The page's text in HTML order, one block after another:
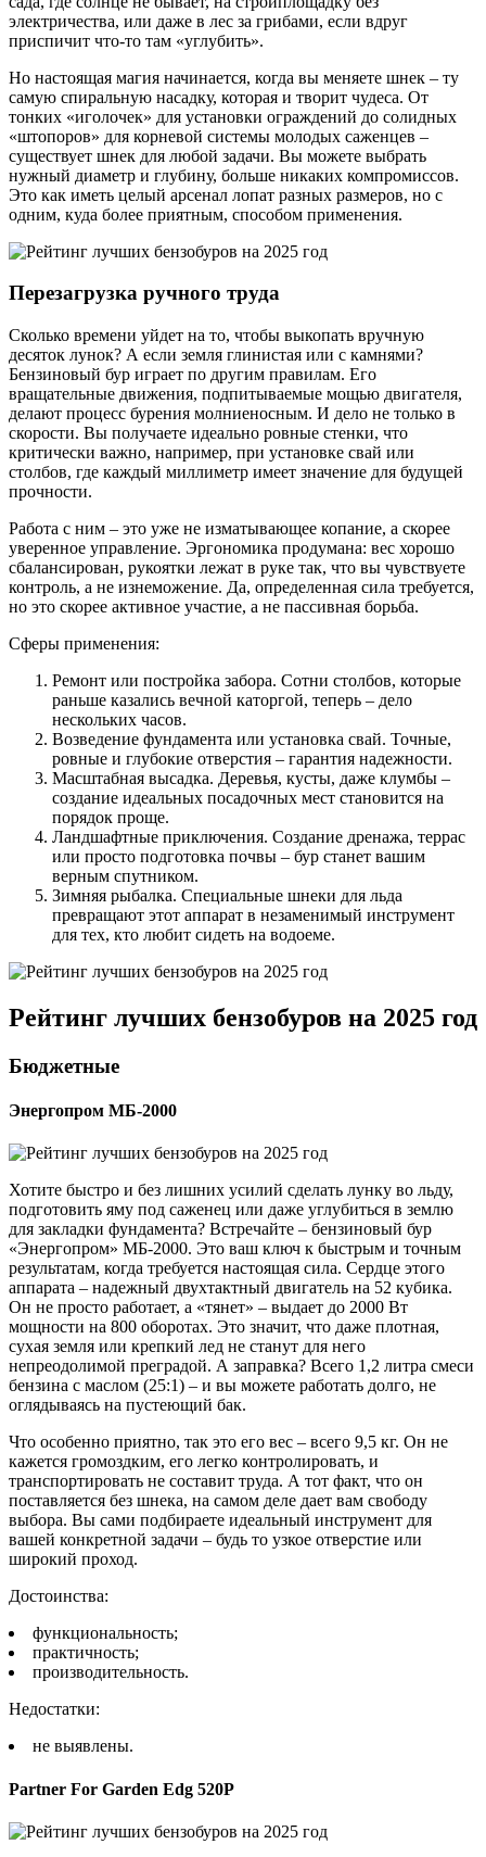
электричества, или даже в лес за грибами, если вдруг
приспичит что-то там «углубить».
Но настоящая магия начинается, когда вы меняете шнек – ту
самую спиральную насадку, которая и творит чудеса. От
тонких «иголочек» для установки ограждений до солидных
«штопоров» для корневой системы молодых саженцев –
существует шнек для любой задачи. Вы можете выбрать
нужный диаметр и глубину, больше никаких компромиссов.
Это как иметь целый арсенал лопат разных размеров, но с
одним, куда более приятным, способом применения.
Перезагрузка ручного труда
Сколько времени уйдет на то, чтобы выкопать вручную
десяток лунок? А если земля глинистая или с камнями?
Бензиновый бур играет по другим правилам. Его
вращательные движения, подпитываемые мощью двигателя,
делают процесс бурения молниеносным. И дело не только в
скорости. Вы получаете идеально ровные стенки, что
критически важно, например, при установке свай или
столбов, где каждый миллиметр имеет значение для будущей
прочности.
Работа с ним – это уже не изматывающее копание, а скорее
уверенное управление. Эргономика продумана: вес хорошо
сбалансирован, рукоятки лежат в руке так, что вы чувствуете
контроль, а не изнеможение. Да, определенная сила требуется,
но это скорее активное участие, а не пассивная борьба.
Сферы применения:
Ремонт или постройка забора. Сотни столбов, которые
раньше казались вечной каторгой, теперь – дело
нескольких часов.
Возведение фундамента или установка свай. Точные,
ровные и глубокие отверстия – гарантия надежности.
Масштабная высадка. Деревья, кусты, даже клумбы –
создание идеальных посадочных мест становится на
порядок проще.
Ландшафтные приключения. Создание дренажа, террас
или просто подготовка почвы – бур станет вашим
верным спутником.
Зимняя рыбалка. Специальные шнеки для льда
превращают этот аппарат в незаменимый инструмент
для тех, кто любит сидеть на водоеме.
Рейтинг лучших бензобуров на 2025 год
Бюджетные
Энергопром МБ-2000
Хотите быстро и без лишних усилий сделать лунку во льду,
подготовить яму под саженец или даже углубиться в землю
для закладки фундамента? Встречайте – бензиновый бур
«Энергопром» МБ-2000. Это ваш ключ к быстрым и точным
результатам, когда требуется настоящая сила. Сердце этого
аппарата – надежный двухтактный двигатель на 52 кубика.
Он не просто работает, а «тянет» – выдает до 2000 Вт
мощности на 800 оборотах. Это значит, что даже плотная,
сухая земля или крепкий лед не станут для него
непреодолимой преградой. А заправка? Всего 1,2 литра смеси
бензина с маслом (25:1) – и вы можете работать долго, не
оглядываясь на пустеющий бак.
Что особенно приятно, так это его вес – всего 9,5 кг. Он не
кажется громоздким, его легко контролировать, и
транспортировать не составит труда. А тот факт, что он
поставляется без шнека, на самом деле дает вам свободу
выбора. Вы сами подбираете идеальный инструмент для
вашей конкретной задачи – будь то узкое отверстие или
широкий проход.
Достоинства:
функциональность;
практичность;
производительность.
Недостатки:
не выявлены.
Partner For Garden Edg 520P